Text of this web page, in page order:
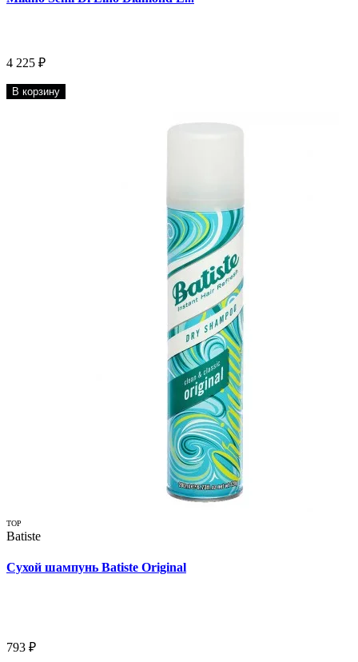
4 225 ₽
В корзину
TOP
Batiste
Сухой шампунь Batiste Original
793 ₽